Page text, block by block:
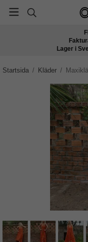
Lager i
Startsida / Kläder /